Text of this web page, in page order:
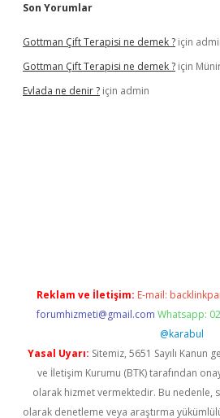
Son Yorumlar
Gottman Çift Terapisi ne demek ? için
Gottman Çift Terapisi ne demek ? için
Evlada ne denir ? için admin
Reklam ve İletişim: E-mail:
forumhizmeti@gmail.com Whatsapp:
@karabul
Yasal Uyarı: Sitemiz, 5651 Sayılı Kanun
ve İletişim Kurumu (BTK) tarafından
olarak hizmet vermektedir. Bu nedenle,
olarak denetleme veya araştırma